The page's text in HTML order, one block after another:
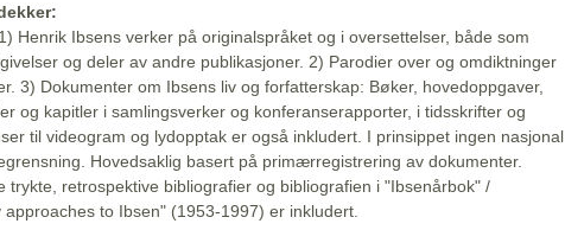
Henrik Ibsens verker på originalspråket og i oversettelser, både som
og deler av andre publikasjoner. 2) Parodier over og omdiktninger
3) Dokumenter om Ibsens liv og forfatterskap: Bøker, hovedoppgaver,
og kapitler i samlingsverker og konferanserapporter, i tidsskrifter og
til videogram og lydopptak er også inkludert. I prinsippet ingen nasjonal
Hovedsaklig basert på primærregistrering av dokumenter.
trykte, retrospektive bibliografier og bibliografien i "Ibsenårbok" /
to Ibsen" (1953-1997) er inkludert.